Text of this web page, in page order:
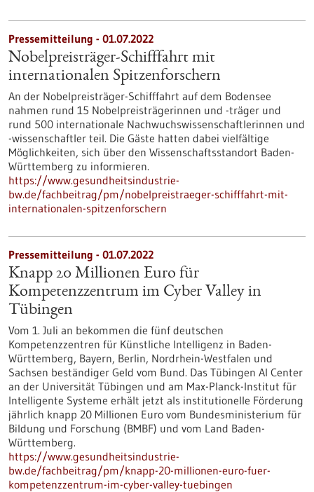
Pressemitteilung - 01.07.2022
Nobelpreisträger-Schifffahrt mit
internationalen Spitzenforschern
An der Nobelpreisträger-Schifffahrt auf dem Bodensee
nahmen rund 15 Nobelpreisträgerinnen und -träger und
rund 500 internationale Nachwuchswissenschaftlerinnen und
-wissenschaftler teil. Die Gäste hatten dabei vielfältige
Möglichkeiten, sich über den Wissenschaftsstandort Baden-
Württemberg zu informieren.
https://www.gesundheitsindustrie-
bw.de/fachbeitrag/pm/nobelpreistraeger-schifffahrt-mit-
internationalen-spitzenforschern
Pressemitteilung - 01.07.2022
Knapp 20 Millionen Euro für
Kompetenzzentrum im Cyber Valley in
Tübingen
Vom 1. Juli an bekommen die fünf deutschen
Kompetenzzentren für Künstliche Intelligenz in Baden-
Württemberg, Bayern, Berlin, Nordrhein-Westfalen und
Sachsen beständiger Geld vom Bund. Das Tübingen AI Center
an der Universität Tübingen und am Max-Planck-Institut für
Intelligente Systeme erhält jetzt als institutionelle Förderung
jährlich knapp 20 Millionen Euro vom Bundesministerium für
Bildung und Forschung (BMBF) und vom Land Baden-
Württemberg.
https://www.gesundheitsindustrie-
bw.de/fachbeitrag/pm/knapp-20-millionen-euro-fuer-
kompetenzzentrum-im-cyber-valley-tuebingen